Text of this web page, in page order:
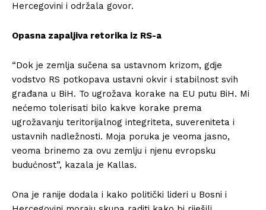
Hercegovini i održala govor.
Opasna zapaljiva retorika iz RS-a
“Dok je zemlja sučena sa ustavnom krizom, gdje
vodstvo RS potkopava ustavni okvir i stabilnost svih
građana u BiH. To ugrožava korake na EU putu BiH. Mi
nećemo tolerisati bilo kakve korake prema
ugrožavanju teritorijalnog integriteta, suvereniteta i
ustavnih nadležnosti. Moja poruka je veoma jasno,
veoma brinemo za ovu zemlju i njenu evropsku
budućnost”, kazala je Kallas.
Ona je ranije dodala i kako politički lideri u Bosni i